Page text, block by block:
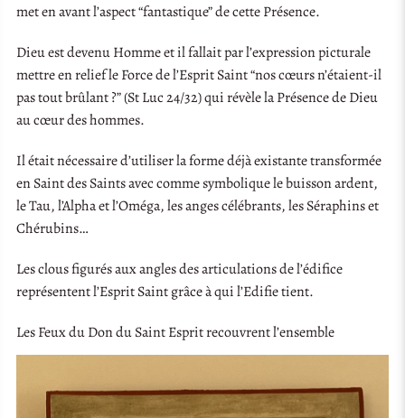
met en avant l’aspect “fantastique” de cette Présence.
Dieu est devenu Homme et il fallait par l’expression picturale
mettre en relief le Force de l’Esprit Saint “nos cœurs n’étaient-il
pas tout brûlant ?” (St Luc 24/32) qui révèle la Présence de Dieu
au cœur des hommes.
Il était nécessaire d’utiliser la forme déjà existante transformée
en Saint des Saints avec comme symbolique le buisson ardent,
le Tau, l’Alpha et l’Oméga, les anges célébrants, les Séraphins et
Chérubins…
Les clous figurés aux angles des articulations de l’édifice
représentent l’Esprit Saint grâce à qui l’Edifie tient.
Les Feux du Don du Saint Esprit recouvrent l’ensemble